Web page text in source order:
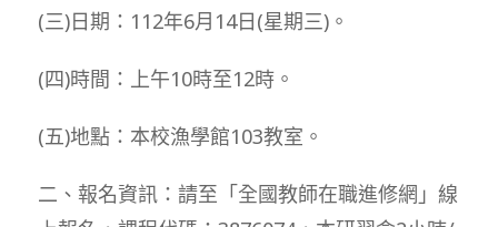
(三)日期：112年6月14日(星期三)。
(四)時間：上午10時至12時。
(五)地點：本校漁學館103教室。
二、報名資訊：請至「全國教師在職進修網」線